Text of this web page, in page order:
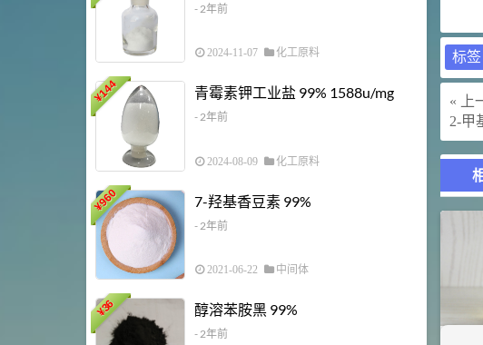
标签
« 上
2-甲
- 2年前
2024-11-07 化工原料
¥
144 青霉素钾工业盐 99% 1588u/mg
- 2年前
2024-08-09 化工原料
¥
960 7-羟基香豆素 99%
- 2年前
2021-06-22 中间体
¥
36 醇溶苯胺黑 99%
- 2年前
69.6
27